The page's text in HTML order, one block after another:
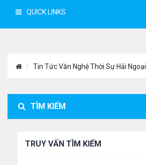
QUICK LINKS
Tin Tức Văn Nghệ Thời Sự Hải Ngoại
TÌM KIẾM
TRUY VẤN TÌM KIẾM